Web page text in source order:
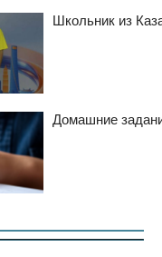
Школьник из
Домашние